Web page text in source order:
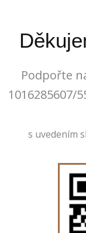
Podpořte
1016285607/
s uvedením